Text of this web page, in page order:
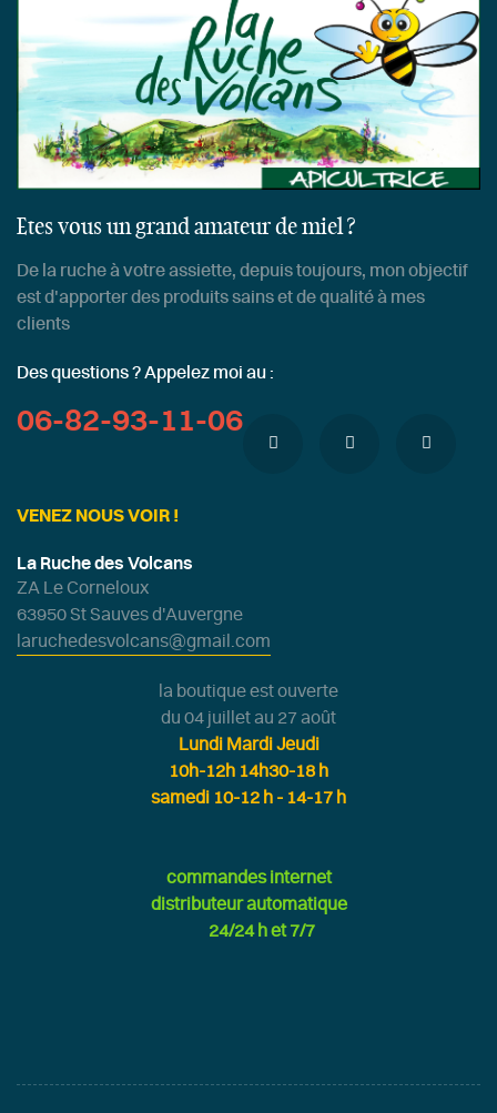
Etes vous un grand amateur de miel ?
De la ruche à votre assiette, depuis toujours, mon objectif
est d'apporter des produits sains et de qualité à mes
clients
Des questions ? Appelez moi au :
06-82-93-11-06
VENEZ NOUS VOIR !
La Ruche des Volcans
ZA Le Corneloux
63950 St Sauves d'Auvergne
laruchedesvolcans@gmail.com
la boutique est ouverte
du 04 juillet au 27 août
Lundi Mardi Jeudi
10h-12h 14h30-18 h
samedi 10-12 h - 14-17 h
commandes internet
distributeur automatique
24/24 h et 7/7